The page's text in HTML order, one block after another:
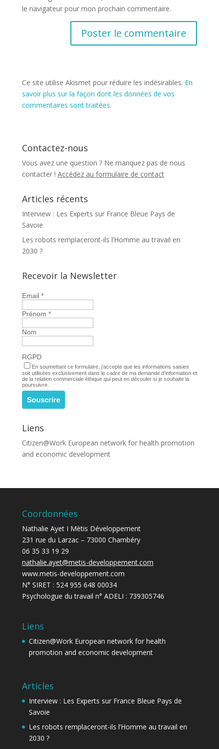
le navigateur pour mon prochain commentaire.
Ce site utilise Akismet pour réduire les indésirables. En
savoir plus sur la façon dont les données de vos
commentaires sont traitées.
Contactez-nous
Vous avez une question ? Ne manquez pas de nous
contacter ! Accédez au formulaire de contact
Articles récents
Interview : Les Experts sur France Bleue Pays de
Savoie
Les robots remplaceront-ils l’Homme au travail en
2030 ?
Recevoir la Newsletter
Email *
Prénom *
Nom
RGPD
En soumettant ce formulaire, j’accepte que les informations saisies
soit utilisées exclusivement dans le cadre de ma demande d’information et
de la relation commerciale éthique qui peut en découler si je souhaite la
poursuivre.
Liens
Citizen@WorkEuropean network for health promotion
and economic development
Coordonnées
Nathalie Ayet I Mètis Développement
231 rue du Larzac – 73000 Chambéry
06 35 33 19 29
nathalie.ayet@metis-developpement.com
www.metis-developpement.com
N° SIRET : 524 955 648 00034
Psychologue du travail n° ADELI : 739305746
Liens
Citizen@WorkEuropean network for health
promotion and economic development
Articles
Interview : Les Experts sur France Bleue Pays de
Savoie
Les robots remplaceront-ils l’Homme au travail en
2030 ?